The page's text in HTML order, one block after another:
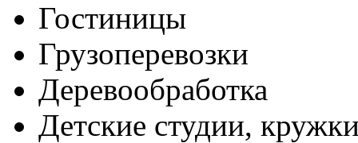
Гостиницы
Грузоперевозки
Деревообработка
Детские студии,